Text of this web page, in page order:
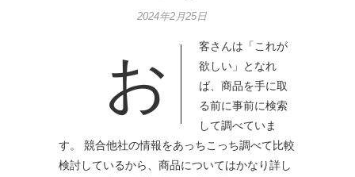
2024年2月25日
お
客さんは「これが
欲しい」となれ
ば、商品を手に取
る前に事前に検索
して調べていま
す。 競合他社の情報をあっちこっち調べて比較
検討しているから、商品についてはかなり詳し